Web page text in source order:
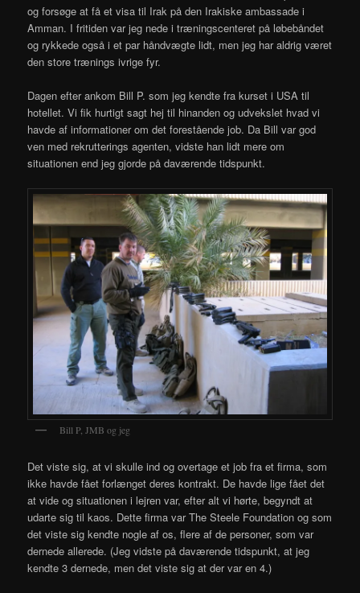
og forsøge at få et visa til Irak på den Irakiske ambassade i
Amman. I fritiden var jeg nede i træningscenteret på løbebåndet
og rykkede også i et par håndvægte lidt, men jeg har aldrig været
den store trænings ivrige fyr.
Dagen efter ankom Bill P. som jeg kendte fra kurset i USA til
hotellet. Vi fik hurtigt sagt hej til hinanden og udvekslet hvad vi
havde af informationer om det forestående job. Da Bill var god
ven med rekrutterings agenten, vidste han lidt mere om
situationen end jeg gjorde på daværende tidspunkt.
Bill P, JMB og jeg
Det viste sig, at vi skulle ind og overtage et job fra et firma, som
ikke havde fået forlænget deres kontrakt. De havde lige fået det
at vide og situationen i lejren var, efter alt vi hørte, begyndt at
udarte sig til kaos. Dette firma var The Steele Foundation og som
det viste sig kendte nogle af os, flere af de personer, som var
dernede allerede. (Jeg vidste på daværende tidspunkt, at jeg
kendte 3 dernede, men det viste sig at der var en 4.)